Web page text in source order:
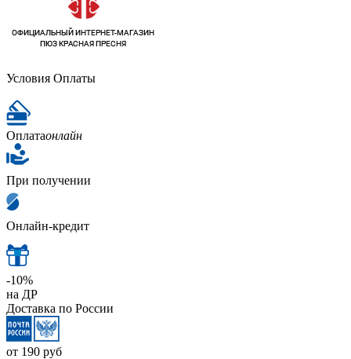
Условия Оплаты
Оплатаонлайн
При получении
Онлайн-кредит
-10%
на ДР
Доставка по России
от 190 руб